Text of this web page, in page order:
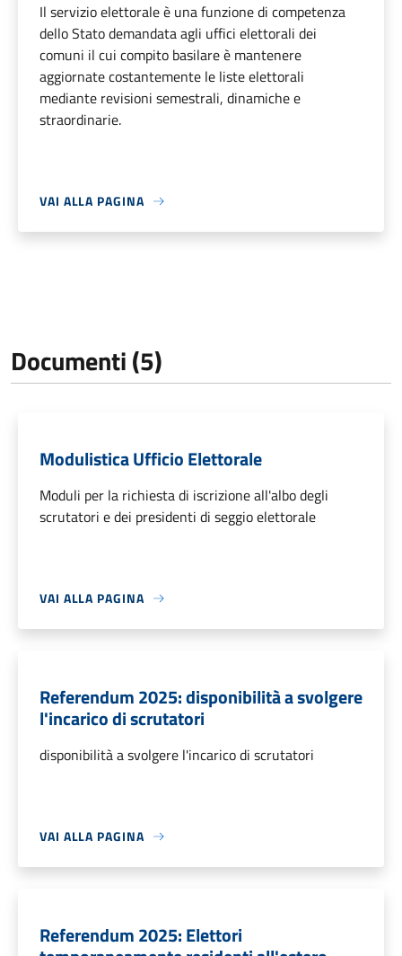
Il servizio elettorale è una funzione di competenza
dello Stato demandata agli uffici elettorali dei
comuni il cui compito basilare è mantenere
aggiornate costantemente le liste elettorali
mediante revisioni semestrali, dinamiche e
straordinarie.
VAI ALLA PAGINA
Documenti (5)
Modulistica Ufficio Elettorale
Moduli per la richiesta di iscrizione all'albo degli
scrutatori e dei presidenti di seggio elettorale
VAI ALLA PAGINA
Referendum 2025: disponibilità a svolgere
l'incarico di scrutatori
disponibilità a svolgere l'incarico di scrutatori
VAI ALLA PAGINA
Referendum 2025: Elettori